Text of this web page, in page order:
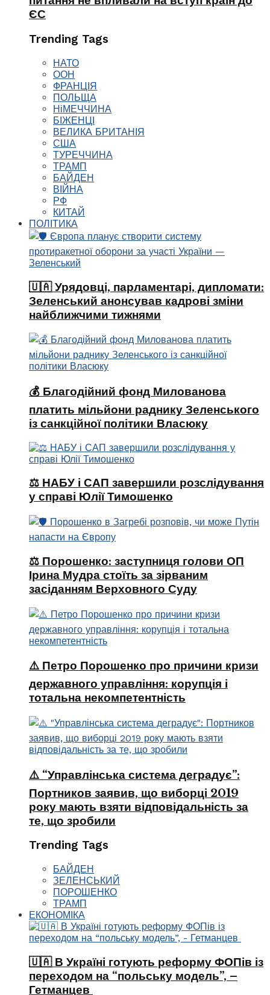
ЄС
Trending Tags
НАТО
ООН
ФРАНЦІЯ
ПОЛЬЩА
НіМЕЧЧИНА
БІЖЕНЦІ
ВЕЛИКА БРИТАНІЯ
США
ТУРЕЧЧИНА
ТРАМП
БАЙДЕН
ВІЙНА
РФ
КИТАЙ
ПОЛІТИКА
🇺🇦 Урядовці, парламентарі, дипломати:
Зеленський анонсував кадрові зміни
найближчими тижнями
💰 Благодійний фонд Милованова
платить мільйони раднику Зеленського
із санкційної політики Власюку
⚖️ НАБУ і САП завершили розслідування
у справі Юлії Тимошенко
⚖️ Порошенко: заступниця голови ОП
Ірина Мудра стоїть за зірваним
засіданням Верховного Суду
⚠️ Петро Порошенко про причини кризи
державного управління: корупція і
тотальна некомпетентність
⚠️ “Управлінська система деградує”:
Портников заявив, що виборці 2019
року мають взяти відповідальність за
те, що зробили
Trending Tags
БАЙДЕН
ЗЕЛЕНСЬКИЙ
ПОРОШЕНКО
ТРАМП
ЕКОНОМІКА
🇺🇦 В Україні готують реформу ФОПів із
переходом на “польську модель”, –
Гетманцев